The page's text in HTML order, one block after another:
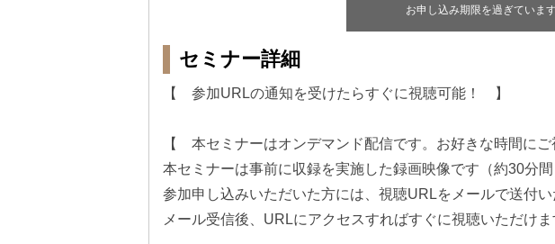
お申し込み期限を過ぎています
セミナー詳細
【 参加URLの通知を受けたらすぐに視聴可能！ 】
【 本セミナーはオンデマンド配信です。お好きな時間に
本セミナーは事前に収録を実施した録画映像です（約30分間
参加申し込みいただいた方には、視聴URLをメールで送付い
メール受信後、URLにアクセスすればすぐに視聴いただけま